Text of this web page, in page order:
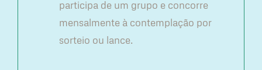
participa de um grupo e concorre
mensalmente à contemplação por
sorteio ou lance.